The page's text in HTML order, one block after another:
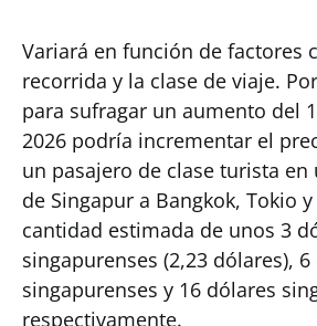
Variará en función de factores
recorrida y la clase de viaje.
para sufragar un aumento del
2026 podría incrementar el
un pasajero de clase turista
de Singapur a Bangkok, Tokio
cantidad estimada de unos 3
singapurenses (2,23 dólares),
singapurenses y 16 dólares
respectivamente.